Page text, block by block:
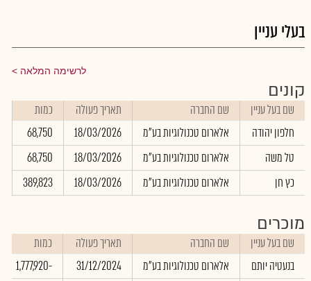
בעלי עניין
לרשימה המלאה
קונים
שם בעל עניין שם החברה תאריך פעולה כמות
חלפון יהודה
אלארום טכנולוגיות בע"מ 18/03/2026
68,750
טל משה
אלארום טכנולוגיות בע"מ 18/03/2026
68,750
כץ חן
אלארום טכנולוגיות בע"מ 18/03/2026
389,823
מוכרים
שם בעל עניין שם החברה תאריך פעולה
כמות
בנעטיה יותם
אלארום טכנולוגיות בע"מ 31/12/2024
-1,777,920